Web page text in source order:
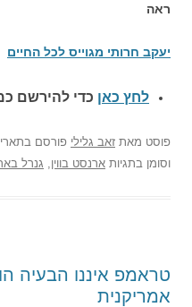
ראה
יעקב חרותי מגוייס לכל החיים
לחץ כאן כדי להירשם כ
פוסט מאת זאב גלילי פורסם
וסומן בתגיות ארנסט בווין גנרל
טראמפ איננו הבעיה
אמריקנית